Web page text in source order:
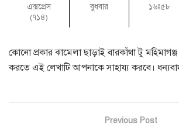
এক্সপ্রেস
(৭১৪)
বুধবার ১৬ঃ৫৮
কোনো প্রকার ঝামেলা ছাড়াই বারকাঁথা টু মহিমাগঞ্জ
করতে এই লেখাটি আপনাকে সাহায্য করবে।
Previous Post